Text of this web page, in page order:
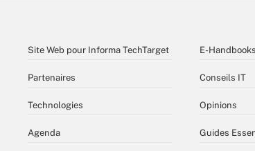
Site Web pour Informa TechTarget
Partenaires
Technologies
Agenda
E-Handbooks
Conseils IT
Opinions
Guides